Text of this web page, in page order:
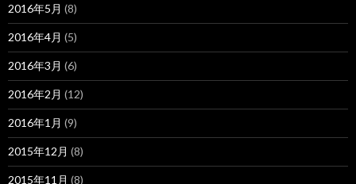
2016年5月 (8)
2016年4月 (5)
2016年3月 (6)
2016年2月 (12)
2016年1月 (9)
2015年12月 (8)
2015年11月 (8)